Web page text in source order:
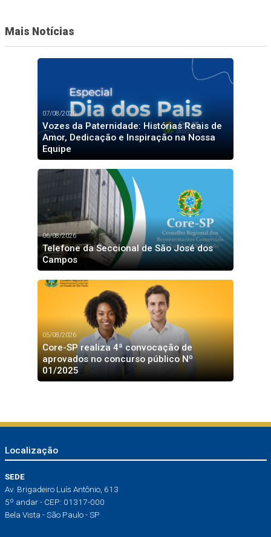
Mais Notícias
07/08/2026
Vozes da Paternidade: Histórias Reais de
Amor, Dedicação e Inspiração na Nossa
Equipe
06/08/2026
Telefone da Seccional de São José dos
Campos
05/08/2026
Core-SP realiza 4ª convocação de
aprovados no concurso público Nº
01/2025
Localização
SEDE
Av. Brigadeiro Luís Antônio, 613
5º andar - CEP: 01317-000
Bela Vista - São Paulo - SP